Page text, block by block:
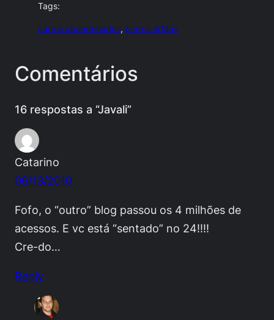
Tags:
carros abandonados, carros órfãos
Comentários
16 respostas a “Javali”
Catarino
06/13/2010
Fofo, o “outro” blog passou os 4 milhões de
acessos. E vc está “sentado” no 24!!!!
Cre-do…
Reply